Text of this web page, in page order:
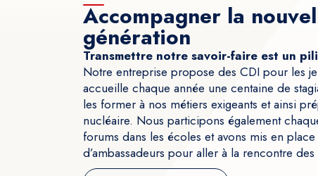
Accompagner la
génération
Transmettre notre savoir-faire est un
Notre entreprise propose des CDI pour les
accueille chaque année une centaine de
les former à nos métiers exigeants et ainsi
nucléaire. Nous participons également
forums dans les écoles et avons mis en
d’ambassadeurs pour aller à la rencontre des